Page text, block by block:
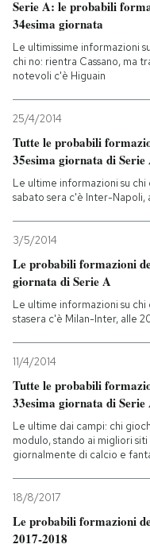
Serie A: le probabili
34esima giornata
Le ultimissime informazioni
chi no: rientra Cassano, ma
notevoli c'è Higuain
25/4/2014
Tutte le probabili
35esima giornata di Serie
Le ultime informazioni su chi
sabato sera c'è Inter-Napoli,
3/5/2014
Le probabili formazioni
giornata di Serie A
Le ultime informazioni su chi
stasera c'è Milan-Inter, alle
11/4/2014
Tutte le probabili
33esima giornata di Serie
Le ultime dai campi: chi
modulo, stando ai migliori
giornalmente di calcio e
18/8/2017
Le probabili formazioni
2017-2018